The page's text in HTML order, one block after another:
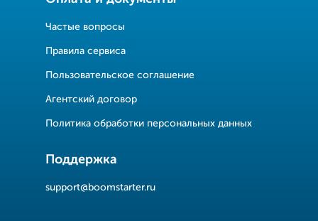
Частые вопросы
Правила сервиса
Пользовательское соглашение
Агентский договор
Политика обработки персональных данных
Поддержка
support@boomstarter.ru